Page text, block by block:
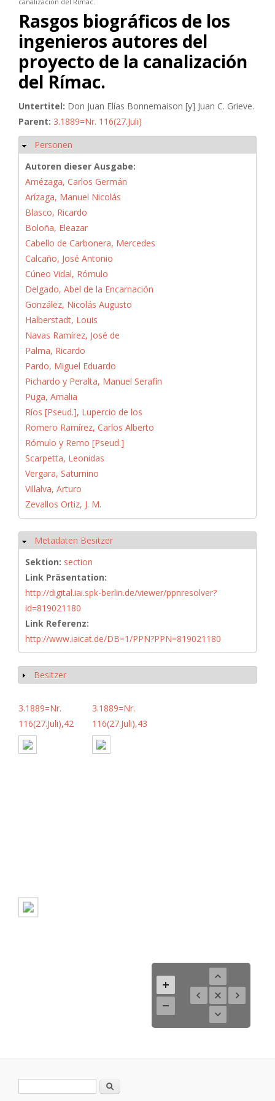
Rasgos biográficos de los
ingenieros autores del
proyecto de la canalización
del Rímac.
Untertitel: Don Juan Elías Bonnemaison [y] Juan C. Grieve.
Parent: 3.1889=Nr. 116(27.Juli)
Hide
Personen
Autoren dieser Ausgabe:
Amézaga, Carlos Germán
Arízaga, Manuel Nicolás
Blasco, Ricardo
Boloña, Eleazar
Cabello de Carbonera, Mercedes
Calcaño, José Antonio
Cúneo Vidal, Rómulo
Delgado, Abel de la Encarnación
González, Nicolás Augusto
Halberstadt, Louis
Navas Ramírez, José de
Palma, Ricardo
Pardo, Miguel Eduardo
Pichardo y Peralta, Manuel Serafín
Puga, Amalia
Ríos [Pseud.], Lupercio de los
Romero Ramírez, Carlos Alberto
Rómulo y Remo [Pseud.]
Scarpetta, Leonidas
Vergara, Saturnino
Villalva, Arturo
Zevallos Ortiz, J. M.
Hide
Metadaten Besitzer
Sektion: section
Link Präsentation:
http://digital.iai.spk-berlin.de/viewer/ppnresolver?
id=819021180
Link Referenz:
http://www.iaicat.de/DB=1/PPN?PPN=819021180
Show
Besitzer
3.1889=Nr.
116(27.Juli),42
3.1889=Nr.
116(27.Juli),43
Search